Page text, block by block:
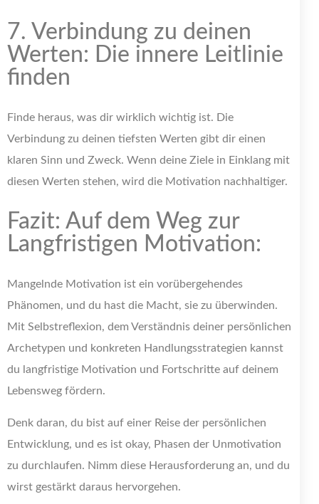
7. Verbindung zu deinen
Werten: Die innere Leitlinie
finden
Finde heraus, was dir wirklich wichtig ist. Die
Verbindung zu deinen tiefsten Werten gibt dir einen
klaren Sinn und Zweck. Wenn deine Ziele in Einklang mit
diesen Werten stehen, wird die Motivation nachhaltiger.
Fazit: Auf dem Weg zur
Langfristigen Motivation:
Mangelnde Motivation ist ein vorübergehendes
Phänomen, und du hast die Macht, sie zu überwinden.
Mit Selbstreflexion, dem Verständnis deiner persönlichen
Archetypen und konkreten Handlungsstrategien kannst
du langfristige Motivation und Fortschritte auf deinem
Lebensweg fördern.
Denk daran, du bist auf einer Reise der persönlichen
Entwicklung, und es ist okay, Phasen der Unmotivation
zu durchlaufen. Nimm diese Herausforderung an, und du
wirst gestärkt daraus hervorgehen.